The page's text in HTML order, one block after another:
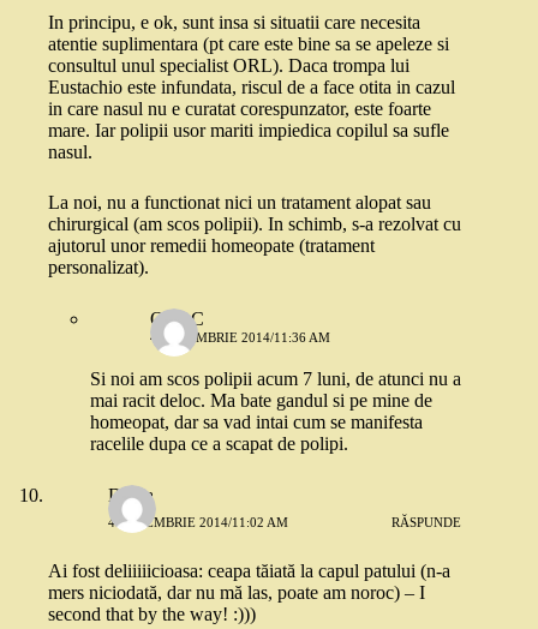
In principu, e ok, sunt insa si situatii care necesita
atentie suplimentara (pt care este bine sa se apeleze si
consultul unul specialist ORL). Daca trompa lui
Eustachio este infundata, riscul de a face otita in cazul
in care nasul nu e curatat corespunzator, este foarte
mare. Iar polipii usor mariti impiedica copilul sa sufle
nasul.
La noi, nu a functionat nici un tratament alopat sau
chirurgical (am scos polipii). In schimb, s-a rezolvat cu
ajutorul unor remedii homeopate (tratament
personalizat).
OanaC
4 DECEMBRIE 2014/11:36 AM
Si noi am scos polipii acum 7 luni, de atunci nu a
mai racit deloc. Ma bate gandul si pe mine de
homeopat, dar sa vad intai cum se manifesta
racelile dupa ce a scapat de polipi.
Diana
4 DECEMBRIE 2014/11:02 AM RĂSPUNDE
Ai fost deliiiiicioasa: ceapa tăiată la capul patului (n-a
mers niciodată, dar nu mă las, poate am noroc) – I
second that by the way! :)))